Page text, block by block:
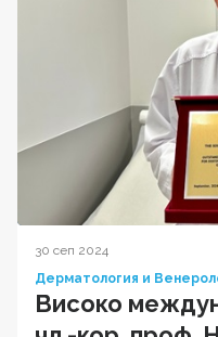
30 сеп 2024
Дерматология и
Високо